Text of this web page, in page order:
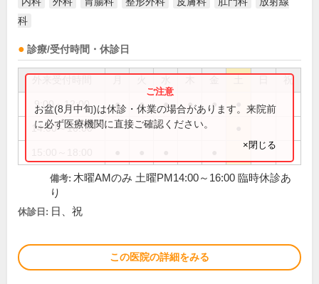
科
診療/受付時間・休診日
祝
9:00～12:00 ● ● ● ● ●
14:00～16:00
お盆(8月中旬)は休診・休業の場合があります。来院前
に必ず医療機関に直接ご確認ください。
×閉じる
備考: 木曜AMのみ 土曜PM14:00～16:00 臨時休診あ
り
休診日: 日、祝
この医院の詳細をみる